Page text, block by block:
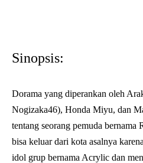
Sinopsis:
Dorama yang diperankan oleh
Nogizaka46), Honda Miyu, dan
tentang seorang pemuda
bisa keluar dari kota asalnya
idol grup bernama Acrylic dan